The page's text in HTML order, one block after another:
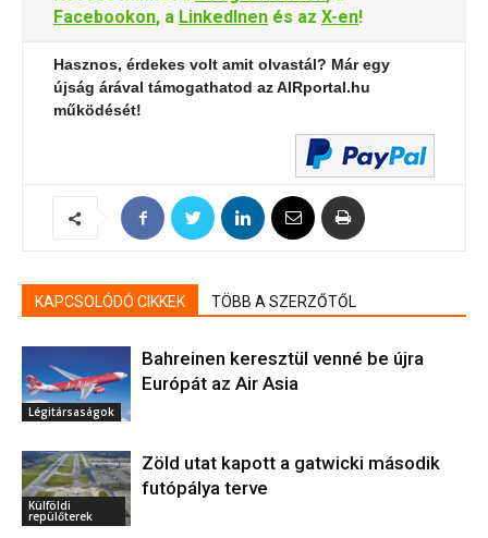
Facebookon, a LinkedInen és az X-en!
Hasznos, érdekes volt amit olvastál? Már egy
újság árával támogathatod az AIRportal.hu
működését!
KAPCSOLÓDÓ CIKKEK TÖBB A SZERZŐTŐL
Légitársaságok
Bahreinen keresztül venné be újra
Európát az Air Asia
Külföldi
repülőterek
Zöld utat kapott a gatwicki második
futópálya terve